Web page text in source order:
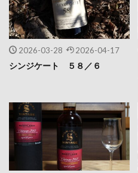
2026-03-28 2026-04-17
シンジケート ５８／６